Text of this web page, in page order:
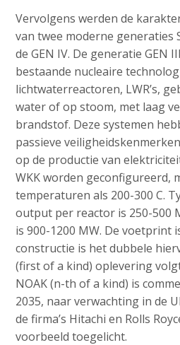
Vervolgens werden de
van twee moderne generaties
de GEN IV. De generatie GEN
bestaande nucleaire
lichtwaterreactoren, LWR’s,
water of op stoom, met laag
brandstof. Deze systemen
passieve
op de productie van
WKK worden geconfigureerd,
temperaturen als 200-300 C.
output per reactor is 250-500
is 900-1200 MW. De voetprint
constructie is het dubbele
(first of a kind) oplevering
NOAK (n-th of a kind) is
2035, naar verwachting in de
de firma’s Hitachi en Rolls
voorbeeld toegelicht.